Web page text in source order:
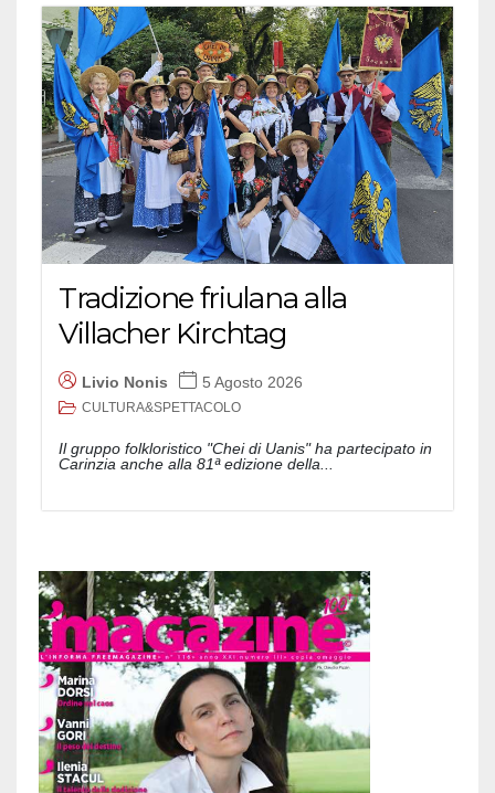
Tradizione friulana alla
Villacher Kirchtag
Livio Nonis 5 Agosto 2026
CULTURA&SPETTACOLO
Il gruppo folkloristico "Chei di Uanis" ha partecipato in
Carinzia anche alla 81ª edizione della...